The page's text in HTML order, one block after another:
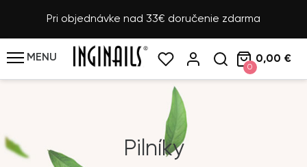
Pri objednávke nad 33€ doručenie zdarma
MENU
0
0,00 €
Pilníky